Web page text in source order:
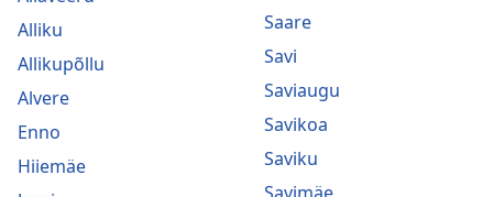
Alliku
Allikupõllu
Alvere
Enno
Hiiemäe
Saare
Savi
Saviaugu
Savikoa
Saviku